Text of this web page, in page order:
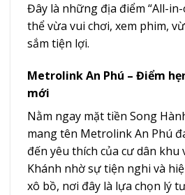
Đây là những địa điểm “All-
thể vừa vui chơi, xem phim,
sắm tiện lợi.
Metrolink An Phú – Điểm
mới
Nằm ngay mặt tiền Song
mang tên Metrolink An Phú
đến yêu thích của cư dân khu
Khánh nhờ sự tiện nghi và
xô bồ, nơi đây là lựa chọn lý